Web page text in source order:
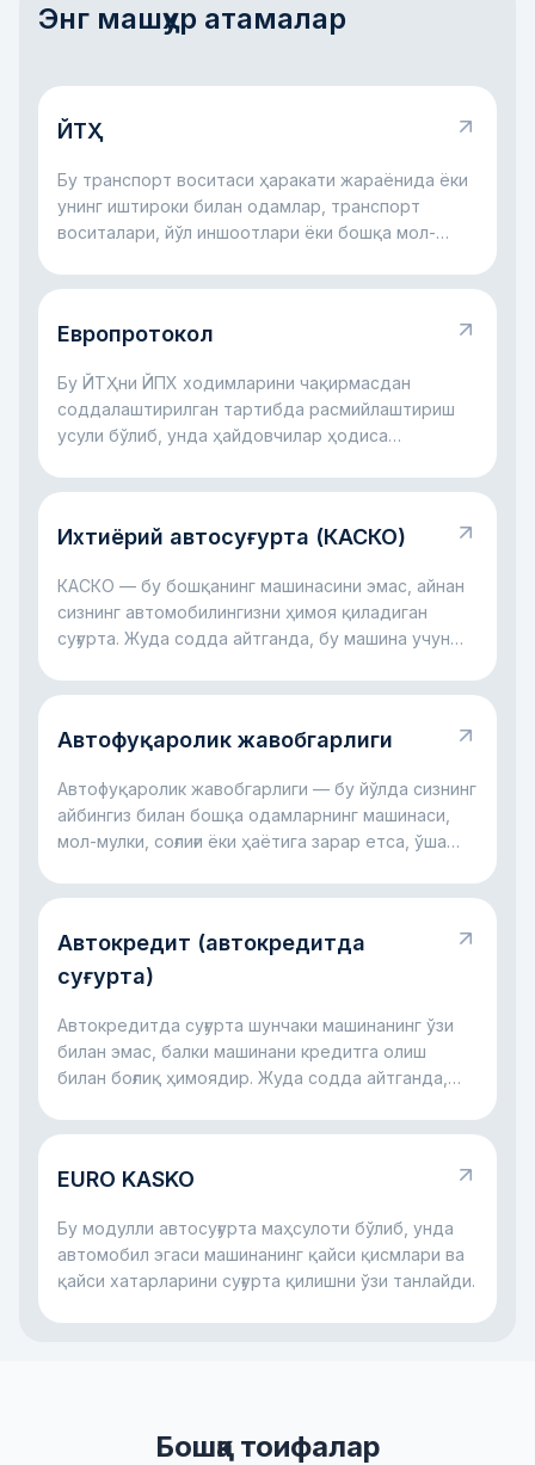
Энг машҳур атамалар
ЙТҲ
Бу транспорт воситаси ҳаракати жараёнида ёки
унинг иштироки билан одамлар, транспорт
воситалари, йўл иншоотлари ёки бошқа мол-
Европротокол
Бу ЙТҲни ЙПХ ходимларини чақирмасдан
соддалаштирилган тартибда расмийлаштириш
усули бўлиб, унда ҳайдовчилар ҳодиса
Ихтиёрий автосуғурта (КАСКО)
КАСКО — бу бошқанинг машинасини эмас, айнан
сизнинг автомобилингизни ҳимоя қиладиган
суғурта. Жуда содда айтганда, бу машина учун
синса, автотураргоҳда шикаст етса, дарахт
харажатларнинг бир қисмини суғурта компанияси
КАСКО сизни катта автомобил харажатлари
билан ёлғиз қолдирмасликка ёрдам беради.
Автофуқаролик жавобгарлиги
Автофуқаролик жавобгарлиги — бу йўлда сизнинг
айбингиз билан бошқа одамларнинг машинаси,
мол-мулки, соғлиғи ёки ҳаётига зарар етса, ўша
содда айтганда, бу рулда қилинган хато
қоидадир. Асосий фикр оддий: бу жавобгарлик
жабрланувчи компенсациясиз қолмаслиги,
кўтармаслиги учун керак.
Автокредит (автокредитда
суғурта)
Автокредитда суғурта шунчаки машинанинг ўзи
билан эмас, балки машинани кредитга олиш
билан боғлиқ ҳимоядир. Жуда содда айтганда,
тўловлар жараёни ҳам ҳимояланган бўлишини
кўпинча суғурта ҳам бўлади: у машина билан
олувчи учун хатарни камайтиришга ёрдам
беради.
EURO KASKO
Бу модулли автосуғурта маҳсулоти бўлиб, унда
автомобил эгаси машинанинг қайси қисмлари ва
қайси хатарларини суғурта қилишни ўзи танлайди.
Бошқа тоифалар